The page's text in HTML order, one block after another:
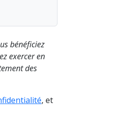
bénéficiez
exercer en
des
, et